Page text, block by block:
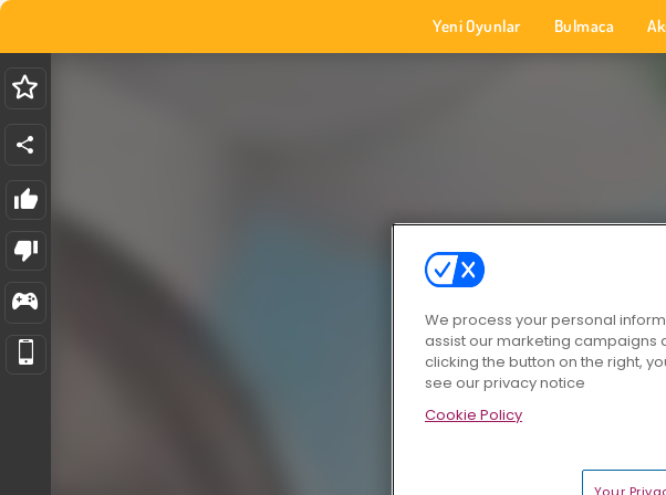
Yeni Oyunlar Bulmaca
We process your personal
assist our marketing campaigns
clicking the button on the right,
see our privacy notice
Cookie Policy
Your